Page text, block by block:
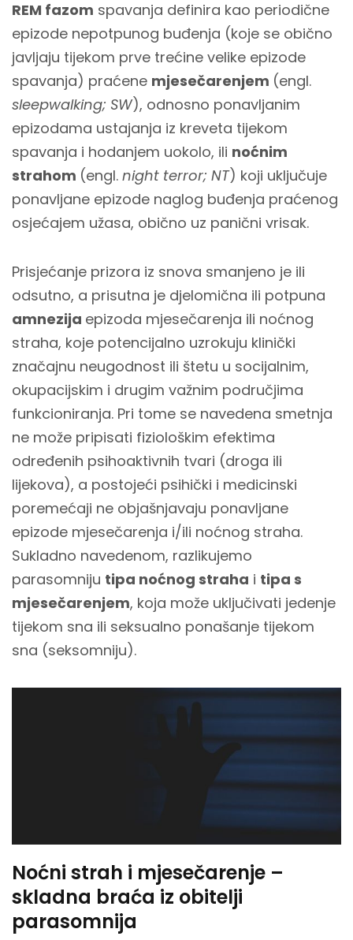
REM fazom spavanja definira kao periodične
epizode nepotpunog buđenja (koje se obično
javljaju tijekom prve trećine velike epizode
spavanja) praćene mjesečarenjem (engl.
sleepwalking; SW), odnosno ponavljanim
epizodama ustajanja iz kreveta tijekom
spavanja i hodanjem uokolo, ili noćnim
strahom (engl. night terror; NT) koji uključuje
ponavljane epizode naglog buđenja praćenog
osjećajem užasa, obično uz panični vrisak.
Prisjećanje prizora iz snova smanjeno je ili
odsutno, a prisutna je djelomična ili potpuna
amnezija epizoda mjesečarenja ili noćnog
straha, koje potencijalno uzrokuju klinički
značajnu neugodnost ili štetu u socijalnim,
okupacijskim i drugim važnim područjima
funkcioniranja. Pri tome se navedena smetnja
ne može pripisati fiziološkim efektima
određenih psihoaktivnih tvari (droga ili
lijekova), a postojeći psihički i medicinski
poremećaji ne objašnjavaju ponavljane
epizode mjesečarenja i/ili noćnog straha.
Sukladno navedenom, razlikujemo
parasomniju tipa noćnog straha i tipa s
mjesečarenjem, koja može uključivati jedenje
tijekom sna ili seksualno ponašanje tijekom
sna (seksomniju).
Noćni strah i mjesečarenje –
skladna braća iz obitelji
parasomnija